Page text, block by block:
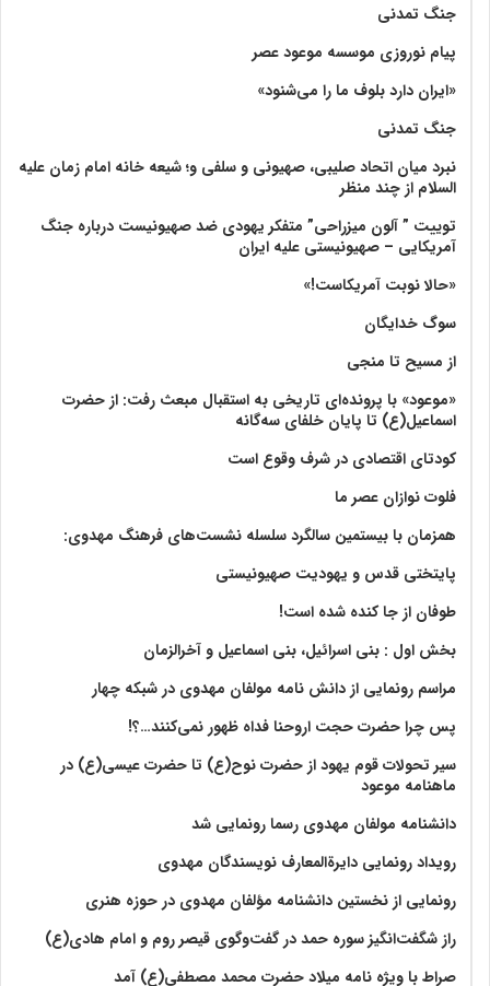
جنگ تمدنی
پیام نوروزی موسسه موعود عصر
«ایران دارد بلوف ما را می‌شنود»
جنگ تمدنی
نبرد میان اتحاد صلیبی، صهیونی و سلفی و؛ شیعه خانه امام زمان علیه
السلام از چند منظر
توییت ” آلون میزراحی” متفکر یهودی ضد صهیونیست درباره جنگ
آمریکایی – صهیونیستی علیه ایران
«حالا نوبت آمریکاست!»
سوگ خدایگان
از مسیح تا منجی
«موعود» با پرونده‌ای تاریخی به استقبال مبعث رفت: از حضرت
اسماعیل(ع) تا پایان خلفای سه‌گانه
کودتای اقتصادی در شرف وقوع است
فلوت نوازان عصر ما
همزمان با بیستمین سالگرد سلسله نشست‌های فرهنگ مهدوی:‌
پایتختی قدس و یهودیت صهیونیستی
طوفان از جا کنده شده است!
بخش اول : بنی اسرائیل، بنی اسماعیل و آخرالزمان
مراسم رونمایی از دانش نامه مولفان مهدوی در شبکه چهار
پس چرا حضرت حجت اروحنا فداه ظهور نمی‌کنند…؟!
سیر تحولات قوم یهود از حضرت نوح(ع) تا حضرت عیسی(ع) در
ماهنامه موعود
دانشنامه مولفان مهدوی رسما رونمایی شد
رویداد رونمایی دایرةالمعارف نویسندگان مهدوی
رونمایی از نخستین دانشنامه مؤلفان مهدوی در حوزه هنری
راز شگفت‌انگیز سوره حمد در گفت‌وگوی قیصر روم و امام هادی(ع)
صراط با ویژه نامه میلاد حضرت محمد مصطفی(ع) آمد